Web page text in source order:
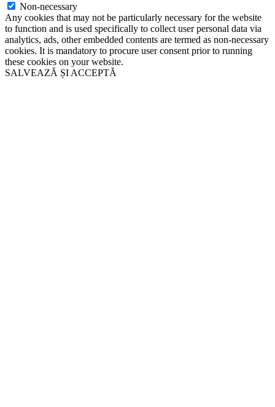
Non-necessary
Any cookies that may not be particularly necessary for the website
to function and is used specifically to collect user personal data via
analytics, ads, other embedded contents are termed as non-necessary
cookies. It is mandatory to procure user consent prior to running
these cookies on your website.
SALVEAZĂ ȘI ACCEPTĂ